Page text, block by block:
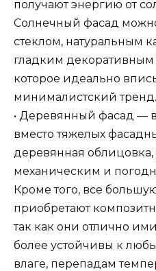
получают энергию от
Солнечный фасад
стеклом, натуральным
гладким
которое идеально
минималистский тренд.
• Деревянный фасад —
вместо тяжелых
деревянная облицовка,
механическим и
Кроме того, все
приобретают
так как они отлично
более устойчивы к
влаге, перепадам